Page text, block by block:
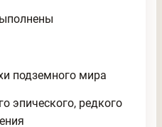
подземного мира
эпического, редкого